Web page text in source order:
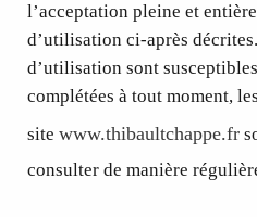
l’acceptation pleine et
d’utilisation ci-après
d’utilisation sont
complétées à tout moment,
site www.thibaultchappe.fr
consulter de manière